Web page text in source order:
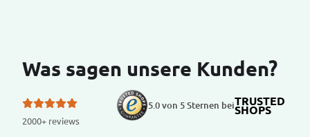
Was sagen unsere Kunden?
2000+ reviews
5.0 von 5 Sternen beiTRUSTED
SHOPS